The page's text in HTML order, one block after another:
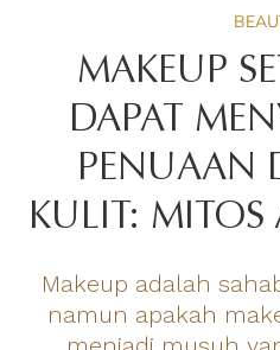
MAKEUP
DAPAT
PENUAAN
KULIT: MITOS
Makeup adalah
namun apakah